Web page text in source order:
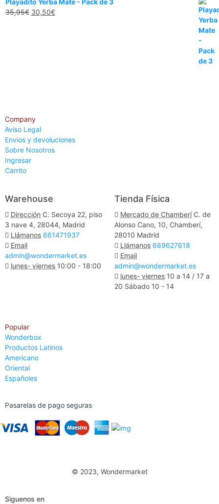
Playadito Yerba Mate - Pack de 3
35,95€ 30,50€
Company
Aviso Legal
Envios y devoluciones
Sobre Nosotros
Ingresar
Carrito
Warehouse
Dirección C. Secoya 22, piso
3 nave 4, 28044, Madrid
Llámanos 661471937
Email
admin@wondermarket.es
lunes- viernes 10:00 - 18:00
Tienda Física
Mercado de Chamberí C. de
Alonso Cano, 10, Chamberí,
28010 Madrid
Llámanos 689627618
Email
admin@wondermarket.es
lunes- viernes 10 a 14 / 17 a
20 Sábado 10 - 14
Popular
Wonderbox
Productos Latinos
Americano
Oriental
Españoles
Pasarelas de pago seguras
© 2023, Wondermarket
Siguenos en